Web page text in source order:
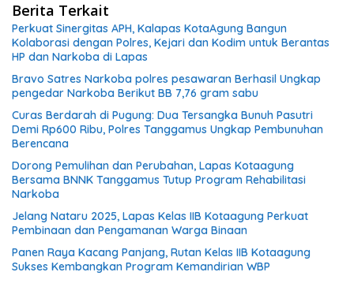
Berita Terkait
Perkuat Sinergitas APH, Kalapas KotaAgung Bangun
Kolaborasi dengan Polres, Kejari dan Kodim untuk Berantas
HP dan Narkoba di Lapas
Bravo Satres Narkoba polres pesawaran Berhasil Ungkap
pengedar Narkoba Berikut BB 7,76 gram sabu
Curas Berdarah di Pugung: Dua Tersangka Bunuh Pasutri
Demi Rp600 Ribu, Polres Tanggamus Ungkap Pembunuhan
Berencana
Dorong Pemulihan dan Perubahan, Lapas Kotaagung
Bersama BNNK Tanggamus Tutup Program Rehabilitasi
Narkoba
Jelang Nataru 2025, Lapas Kelas IIB Kotaagung Perkuat
Pembinaan dan Pengamanan Warga Binaan
Panen Raya Kacang Panjang, Rutan Kelas IIB Kotaagung
Sukses Kembangkan Program Kemandirian WBP